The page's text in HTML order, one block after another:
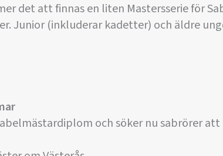
det att finnas en liten Mastersserie för
Junior (inkluderar kadetter) och äldre
och söker nu sabrörer